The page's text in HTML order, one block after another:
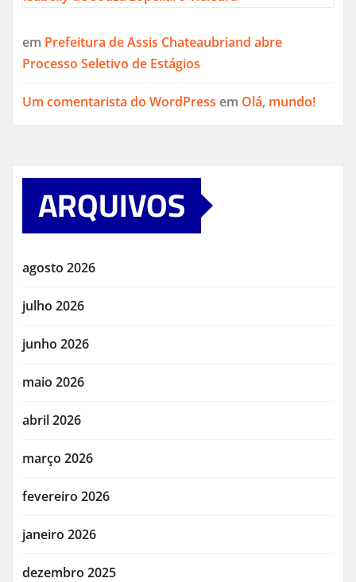
em Prefeitura de Assis Chateaubriand abre
Processo Seletivo de Estágios
Um comentarista do WordPress em Olá, mundo!
ARQUIVOS
agosto 2026
julho 2026
junho 2026
maio 2026
abril 2026
março 2026
fevereiro 2026
janeiro 2026
dezembro 2025